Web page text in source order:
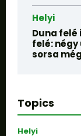
Helyi
Duna
felé: négy
sorsa
Topics
Helyi